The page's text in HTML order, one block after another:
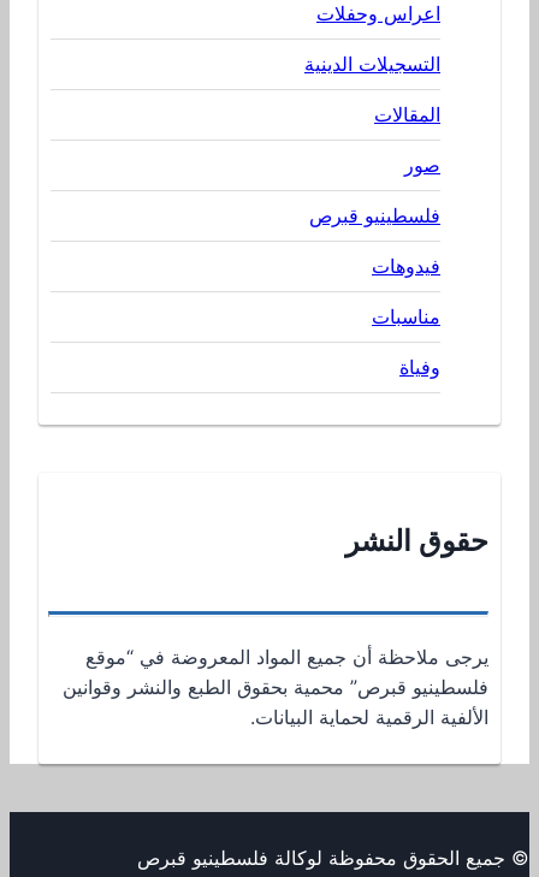
اعراس وحفلات
التسجيلات الدينية
المقالات
صور
فلسطينيو قبرص
فيدوهات
مناسبات
وفياة
حقوق النشر
يرجى ملاحظة أن جميع المواد المعروضة في “موقع
فلسطينيو قبرص” محمية بحقوق الطبع والنشر وقوانين
الألفية الرقمية لحماية البيانات.
© جميع الحقوق محفوظة لوكالة فلسطينيو قبرص